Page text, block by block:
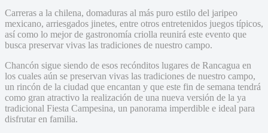
Carreras a la chilena, domaduras al más puro estilo del jaripeo
mexicano, arriesgados jinetes, entre otros entretenidos juegos típicos,
así como lo mejor de gastronomía criolla reunirá este evento que
busca preservar vivas las tradiciones de nuestro campo.
Chancón sigue siendo de esos recónditos lugares de Rancagua en
los cuales aún se preservan vivas las tradiciones de nuestro campo,
un rincón de la ciudad que encantan y que este fin de semana tendrá
como gran atractivo la realización de una nueva versión de la ya
tradicional Fiesta Campesina, un panorama imperdible e ideal para
disfrutar en familia.